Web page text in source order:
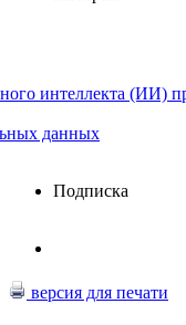
интеллекта (ИИ)
данных
Подписка
версия для печати